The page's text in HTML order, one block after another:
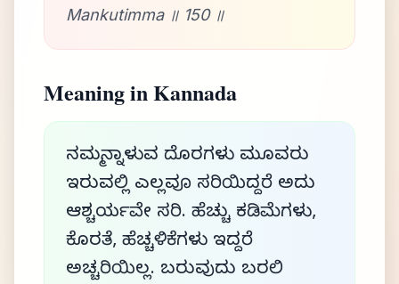
Mankutimma ॥ 150 ॥
Meaning in Kannada
ನಮ್ಮನ್ನಾಳುವ ದೊರಗಳು ಮೂವರು
ಇರುವಲ್ಲಿ ಎಲ್ಲವೂ ಸರಿಯಿದ್ದರೆ ಅದು
ಆಶ್ಚರ್ಯವೇ ಸರಿ. ಹೆಚ್ಚು ಕಡಿಮೆಗಳು,
ಕೊರತೆ, ಹೆಚ್ಚಳಿಕೆಗಳು ಇದ್ದರೆ
ಅಚ್ಚರಿಯಿಲ್ಲ. ಬರುವುದು ಬರಲಿ